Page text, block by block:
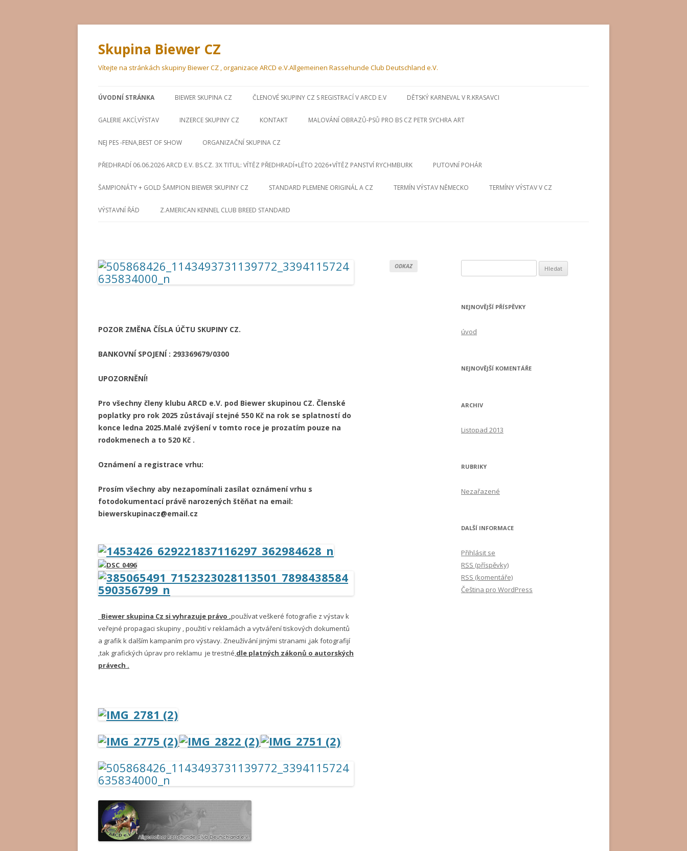
Skupina Biewer CZ
Vítejte na stránkách skupiny Biewer CZ , organizace ARCD e.V.Allgemeinen Rassehunde Club Deutschland e.V.
ÚVODNÍ STRÁNKA BIEWER SKUPINA CZ ČLENOVÉ SKUPINY CZ S REGISTRACÍ V ARCD E.V DĚTSKÝ KARNEVAL V R.KRASAVCI
GALERIE AKCÍ,VÝSTAV INZERCE SKUPINY CZ KONTAKT MALOVÁNÍ OBRAZŮ-PSŮ PRO BS CZ PETR SYCHRA ART
NEJ PES -FENA,BEST OF SHOW ORGANIZAČNÍ SKUPINA CZ
PŘEDHRADÍ 06.06.2026 ARCD E.V. BS.CZ. 3X TITUL: VÍTĚZ PŘEDHRADÍ+LÉTO 2026+VÍTĚZ PANSTVÍ RYCHMBURK PUTOVNÍ POHÁR
ŠAMPIONÁTY + GOLD ŠAMPION BIEWER SKUPINY CZ STANDARD PLEMENE ORIGINÁL A CZ TERMÍN VÝSTAV NĚMECKO TERMÍNY VÝSTAV V CZ
VÝSTAVNÍ ŘÁD Z.AMERICAN KENNEL CLUB BREED STANDARD
ODKAZ
POZOR ZMĚNA ČÍSLA ÚČTU SKUPINY CZ.
BANKOVNÍ SPOJENÍ : 293369679/0300
UPOZORNĚNÍ!
Pro všechny členy klubu ARCD e.V. pod Biewer skupinou CZ. Členské
poplatky pro rok 2025 zůstávají stejné 550 Kč na rok se splatností do
konce ledna 2025.Malé zvýšení v tomto roce je prozatím pouze na
rodokmenech a to 520 Kč .
Oznámení a registrace vrhu:
Prosím všechny aby nezapomínali zasílat oznámení vrhu s
fotodokumentací právě narozených štěňat na email:
biewerskupinacz@email.cz
Biewer skupina Cz si vyhrazuje právo ,používat veškeré fotografie z výstav k
veřejné propagaci skupiny , použití v reklamách a vytváření tiskových dokumentů
a grafik k dalším kampaním pro výstavy. Zneužívání jinými stranami ,jak fotografijí
,tak grafických úprav pro reklamu je trestné,dle platných zákonů o autorských
právech .
NEJNOVĚJŠÍ PŘÍSPĚVKY
úvod
NEJNOVĚJŠÍ KOMENTÁŘE
ARCHIV
Listopad 2013
RUBRIKY
Nezařazené
DALŠÍ INFORMACE
Přihlásit se
RSS (příspěvky)
RSS (komentáře)
Čeština pro WordPress